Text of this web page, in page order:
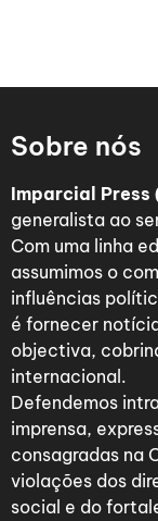
Sobre nós
Imparcial Press
generalista ao
Com uma linha
assumimos o
influências
é fornecer
objectiva,
internacional.
Defendemos
imprensa,
consagradas na
violações dos
social e do